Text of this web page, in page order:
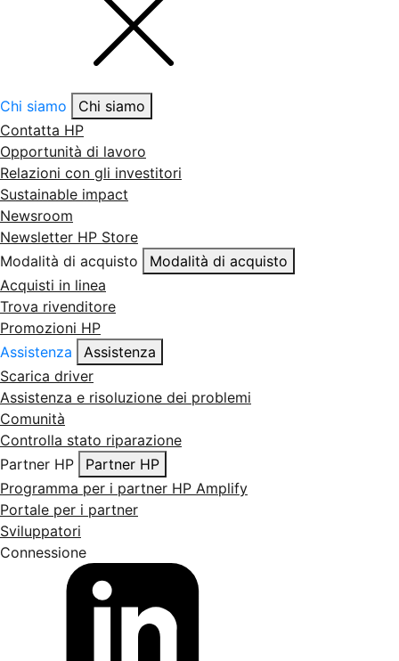
Chi siamo
Chi siamo
Contatta HP
Opportunità di lavoro
Relazioni con gli investitori
Sustainable impact
Newsroom
Newsletter HP Store
Modalità di acquisto
Modalità di acquisto
Acquisti in linea
Trova rivenditore
Promozioni HP
Assistenza
Assistenza
Scarica driver
Assistenza e risoluzione dei problemi
Comunità
Controlla stato riparazione
Partner HP
Partner HP
Programma per i partner HP Amplify
Portale per i partner
Sviluppatori
Connessione